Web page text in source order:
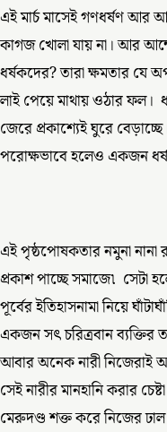
এই মার্চ মাসেই গণধর্ষণ আর
কাগজ খোলা যায় না। আর
ধর্ষকদের? তারা ক্ষমতার যে
লাই পেয়ে মাথায় ওঠার ফল।
জেরে প্রকাশ্যেই ঘুরে
পরোক্ষভাবে হলেও একজন
এই পৃষ্ঠপোষকতার নমুনা
প্রকাশ পাচ্ছে সমাজে৷ সেটা
পূর্বের ইতিহাসনামা নিয়ে
একজন সৎ চরিত্রবান ব্যক্তির
আবার অনেক নারী নিজেরাই
সেই নারীর মানহানি করার
মেরুদণ্ড শক্ত করে নিজের